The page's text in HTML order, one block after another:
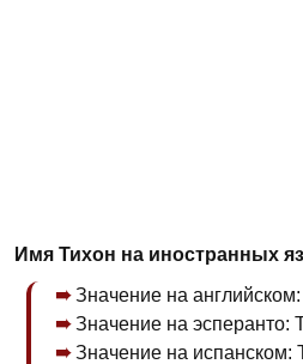
Имя Тихон на иностранных
Значение на
Значение на эсперанто:
Значение на испанском: